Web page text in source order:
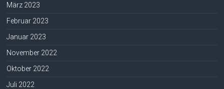
März 2023
Februar 2023
Januar 2023
November 2022
Oktober 2022
Juli 2022